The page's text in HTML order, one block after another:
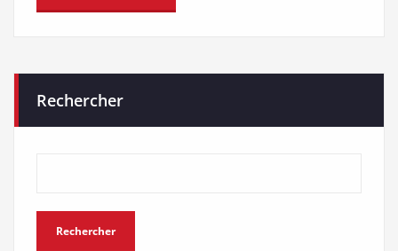
Rechercher
Rechercher